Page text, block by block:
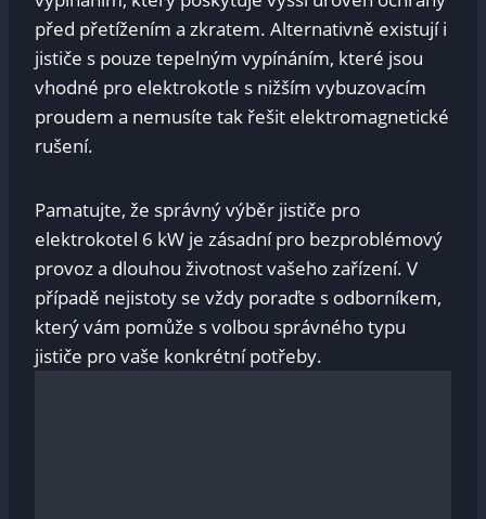
před přetížením a⁤ zkratem. ⁤Alternativně existují i
jističe s pouze tepelným vypínáním, které ⁤jsou
vhodné pro elektrokotle‍ s nižším vybuzovacím
proudem a ⁣nemusíte tak řešit elektromagnetické
rušení. ‌
Pamatujte, že správný‌ výběr⁣ jističe pro⁣
elektrokotel 6⁢ kW je ⁤zásadní pro ⁢bezproblémový
provoz a dlouhou životnost vašeho zařízení. V
případě ⁢nejistoty se‌ vždy⁤ poraďte s‌ odborníkem,
který vám pomůže ​s volbou správného ⁢typu
jističe pro vaše konkrétní potřeby.